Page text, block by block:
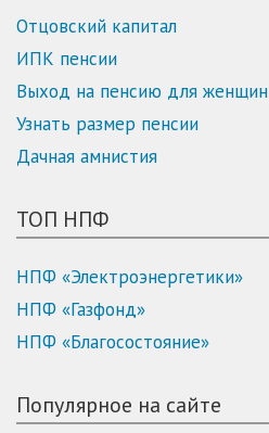
Отцовский капитал
ИПК пенсии
Выход на пенсию для женщин
Узнать размер пенсии
Дачная амнистия
ТОП НПФ
НПФ «Электроэнергетики»
НПФ «Газфонд»
НПФ «Благосостояние»
Популярное на сайте